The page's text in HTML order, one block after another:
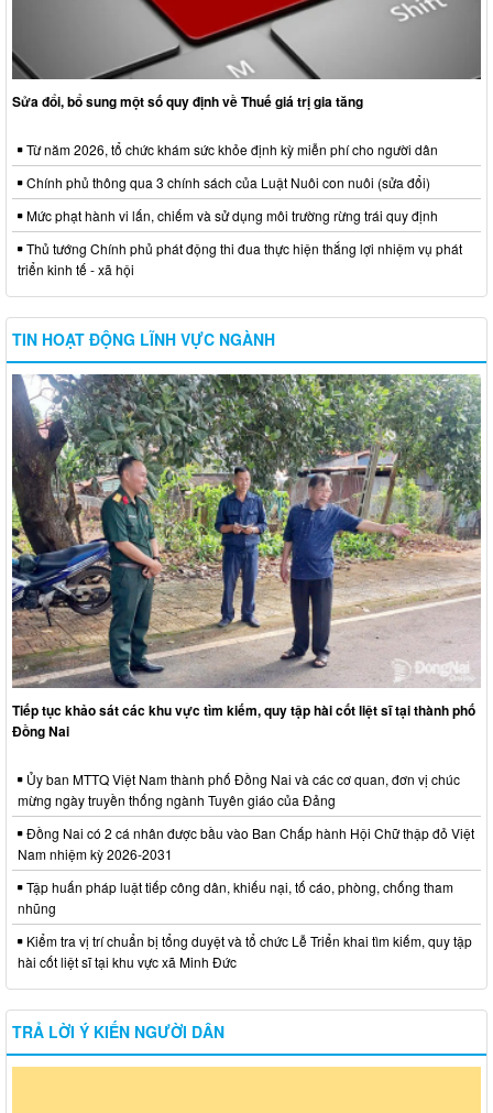
Sửa đổi, bổ sung một số quy định về Thuế giá trị gia tăng
Từ năm 2026, tổ chức khám sức khỏe định kỳ miễn phí cho người dân
Chính phủ thông qua 3 chính sách của Luật Nuôi con nuôi (sửa đổi)
Mức phạt hành vi lấn, chiếm và sử dụng môi trường rừng trái quy định
Thủ tướng Chính phủ phát động thi đua thực hiện thắng lợi nhiệm vụ phát
triển kinh tế - xã hội
TIN HOẠT ĐỘNG LĨNH VỰC NGÀNH
Tiếp tục khảo sát các khu vực tìm kiếm, quy tập hài cốt liệt sĩ tại thành phố
Đồng Nai
Ủy ban MTTQ Việt Nam thành phố Đồng Nai và các cơ quan, đơn vị chúc
mừng ngày truyền thống ngành Tuyên giáo của Đảng
Đồng Nai có 2 cá nhân được bầu vào Ban Chấp hành Hội Chữ thập đỏ Việt
Nam nhiệm kỳ 2026-2031
Tập huấn pháp luật tiếp công dân, khiếu nại, tố cáo, phòng, chống tham
nhũng
Kiểm tra vị trí chuẩn bị tổng duyệt và tổ chức Lễ Triển khai tìm kiếm, quy tập
hài cốt liệt sĩ tại khu vực xã Minh Đức
TRẢ LỜI Ý KIẾN NGƯỜI DÂN